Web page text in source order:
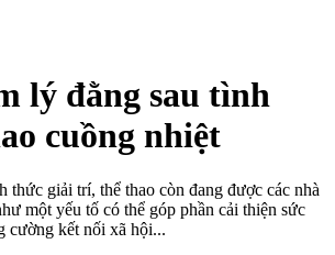
lý đằng sau tình
cuồng nhiệt
thức giải trí, thể thao còn đang được các nhà
một yếu tố có thể góp phần cải thiện sức
cường kết nối xã hội...